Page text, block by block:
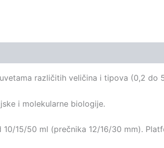
različitih veličina i tipova (0,2 do
i molekularne biologije.
15/50 ml (prečnika 12/16/30 mm).